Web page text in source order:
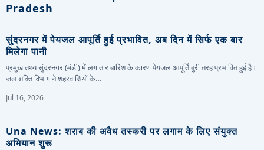
Pradesh
सुंदरनगर में पेयजल आपूर्ति हुई प्रभावित, अब दिन में सिर्फ एक बार
मिलेगा पानी
प्रमुख तथ्य सुंदरनगर (मंडी) में लगातार बारिश के कारण पेयजल आपूर्ति बुरी तरह प्रभावित हुई है।
जल शक्ति विभाग ने शहरवासियों के…
Jul 16, 2026
Una News: शराब की अवैध तस्करी पर लगाम के लिए संयुक्त
अभियान शुरू